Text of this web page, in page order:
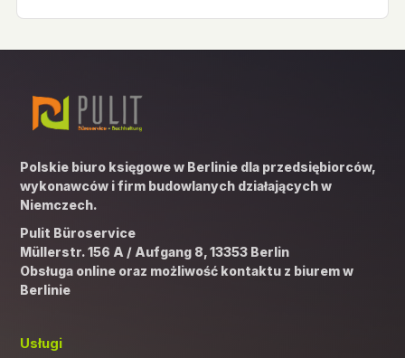
Polskie biuro księgowe w Berlinie dla przedsiębiorców,
wykonawców i firm budowlanych działających w
Niemczech.
Pulit Büroservice
Müllerstr. 156 A / Aufgang 8, 13353 Berlin
Obsługa online oraz możliwość kontaktu z biurem w
Berlinie
Usługi